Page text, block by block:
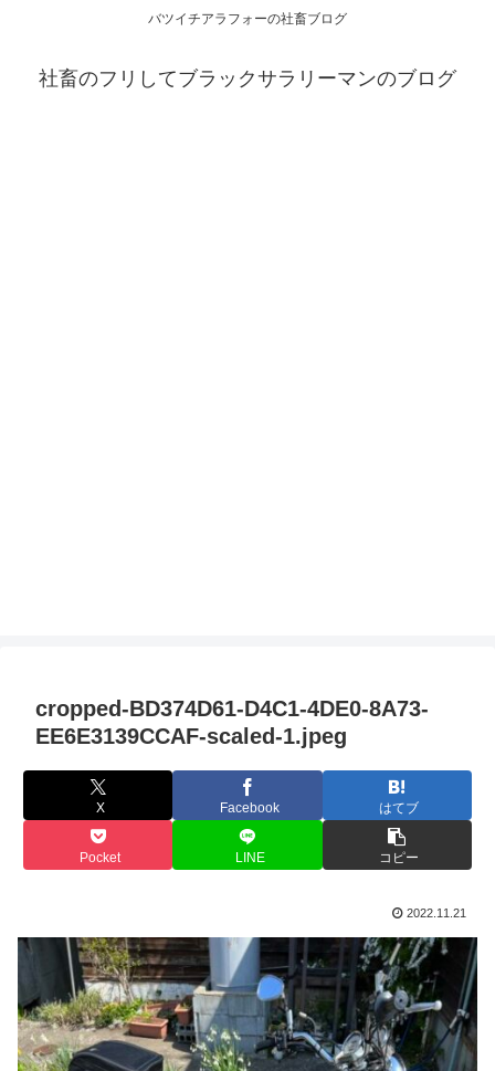
バツイチアラフォーの社畜ブログ
社畜のフリしてブラックサラリーマンのブログ
cropped-BD374D61-D4C1-4DE0-8A73-
EE6E3139CCAF-scaled-1.jpeg
X Facebook はてブ
Pocket LINE コピー
2022.11.21